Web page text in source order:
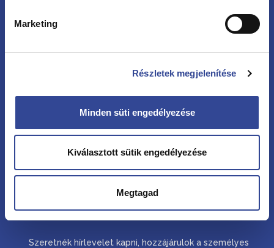
Marketing
Részletek megjelenítése
Minden süti engedélyezése
Kiválasztott sütik engedélyezése
Megtagad
Hírlevél
Keresztnév
Email cím
Consent
Szeretnék hírlevelet kapni, hozzájárulok a személyes